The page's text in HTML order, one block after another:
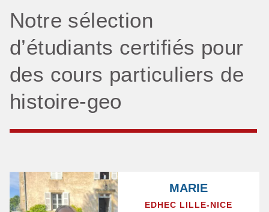
Notre sélection
d’étudiants certifiés pour
des cours particuliers de
histoire-geo
MARIE
EDHEC LILLE-NICE